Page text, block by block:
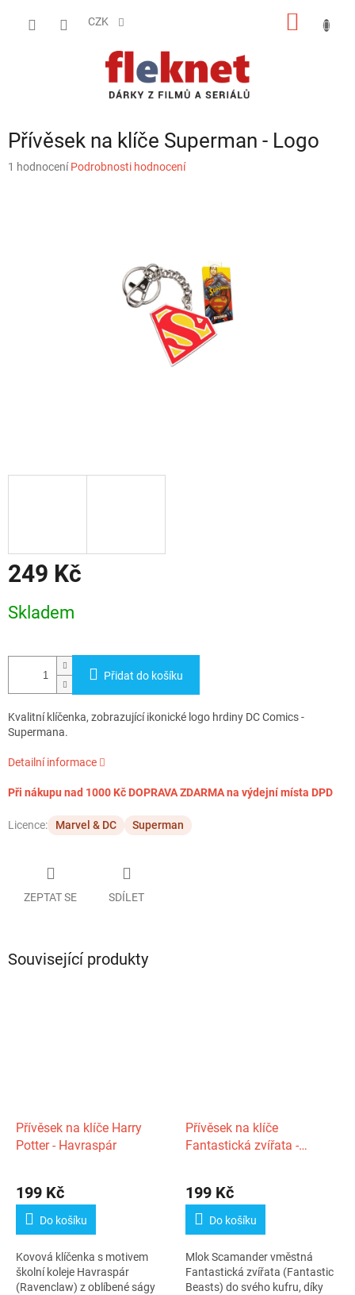
CZK
Přívěsek na klíče Superman - Logo
Průměrné
1 hodnocení Podrobnosti hodnocení
249 Kč
cena:
Skladem
Přidat do košíku
Kvalitní klíčenka, zobrazující ikonické logo hrdiny DC Comics -
Supermana.
Detailní informace
Při nákupu nad 1000 Kč DOPRAVA ZDARMA na výdejní místa DPD
Licence: Marvel & DC Superman
ZEPTAT SE SDÍLET
Související produkty
Přívěsek na klíče Harry
Potter - Havraspár
199 Kč
Do košíku
Kovová klíčenka s motivem
školní koleje Havraspár
(Ravenclaw) z oblíbené ságy
Přívěsek na klíče
Fantastická zvířata -
hodnocení
produktu
5
hvězdiček.
199 Kč
Do košíku
Mlok Scamander vměstná
Fantastická zvířata (Fantastic
Beasts) do svého kufru, díky